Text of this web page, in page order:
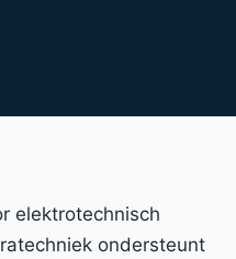
elektrotechnisch
ondersteunt